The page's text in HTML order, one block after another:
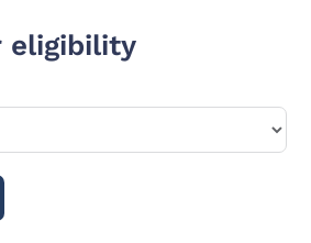
eligibility